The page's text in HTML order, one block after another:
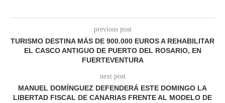
previous post
TURISMO DESTINA MÁS DE 900.000 EUROS A REHABILITAR
EL CASCO ANTIGUO DE PUERTO DEL ROSARIO, EN
FUERTEVENTURA
next post
MANUEL DOMÍNGUEZ DEFENDERÁ ESTE DOMINGO LA
LIBERTAD FISCAL DE CANARIAS FRENTE AL MODELO DE